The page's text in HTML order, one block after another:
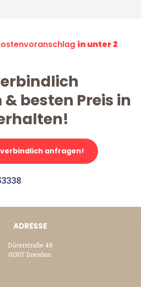
in unter 2
besten Preis in
anfragen!
ADRESSE
Dürerstraße 49
01307 Dresden